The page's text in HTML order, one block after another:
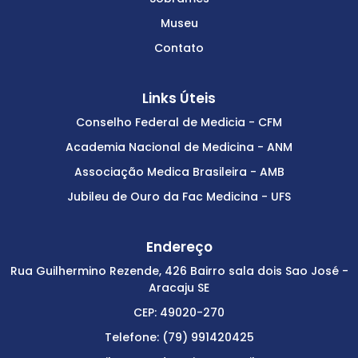
Museu
Contato
Links Úteis
Conselho Federal de Medicia - CFM
Academia Nacional de Medicina - ANM
Associação Medica Brasileira - AMB
Jubileu de Ouro da Fac Medicina - UFS
Endereço
Rua Guilhermino Rezende, 426 Bairro sala dois Sao José -
Aracaju SE
CEP: 49020-270
Telefone: (79) 991420425